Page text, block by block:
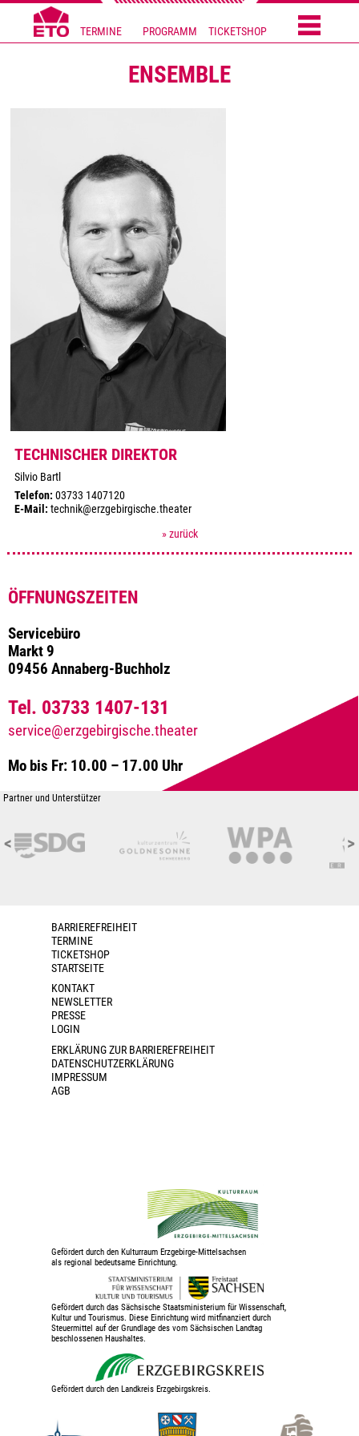
TERMINE PROGRAMM TICKETSHOP
ENSEMBLE
TECHNISCHER DIREKTOR
Silvio Bartl
Telefon: 03733 1407120
E-Mail: technik@erzgebirgische.theater
» zurück
ÖFFNUNGSZEITEN
Servicebüro
Markt 9
09456 Annaberg-Buchholz
Tel. 03733 1407-131
service@erzgebirgische.theater
Mo bis Fr: 10.00 – 17.00 Uhr
Partner und Unterstützer
< >
BARRIEREFREIHEIT
TERMINE
TICKETSHOP
STARTSEITE
KONTAKT
NEWSLETTER
PRESSE
LOGIN
ERKLÄRUNG ZUR BARRIEREFREIHEIT
DATENSCHUTZERKLÄRUNG
IMPRESSUM
AGB
Gefördert durch den Kulturraum Erzgebirge-Mittelsachsen
als regional bedeutsame Einrichtung.
Gefördert durch das Sächsische Staatsministerium für Wissenschaft,
Kultur und Tourismus. Diese Einrichtung wird mitfinanziert durch
Steuermittel auf der Grundlage des vom Sächsischen Landtag
beschlossenen Haushaltes.
Gefördert durch den Landkreis Erzgebirgskreis.